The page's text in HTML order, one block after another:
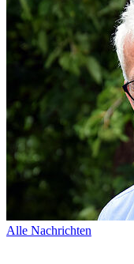
Alle Nachrichten